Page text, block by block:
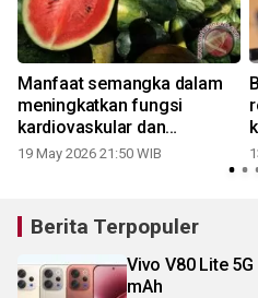
Manfaat semangka dalam
meningkatkan fungsi
kardiovaskular dan
kesehatan jantung
19 May 2026 21:50 WIB
Berita Terpopuler
Vivo V80 Lite
mAh